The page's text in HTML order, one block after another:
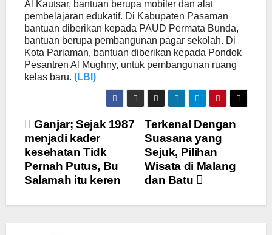
Al Kautsar, bantuan berupa mobiler dan alat
pembelajaran edukatif. Di Kabupaten Pasaman
bantuan diberikan kepada PAUD Permata Bunda,
bantuan berupa pembangunan pagar sekolah. Di
Kota Pariaman, bantuan diberikan kepada Pondok
Pesantren Al Mughny, untuk pembangunan ruang
kelas baru. (LBI)
Navigasi
pos
Terkenal Dengan
Suasana yang
Sejuk, Pilihan
Wisata di Malang
dan Batu
Ganjar; Sejak 1987
menjadi kader
kesehatan Tidk
Pernah Putus, Bu
Salamah itu keren